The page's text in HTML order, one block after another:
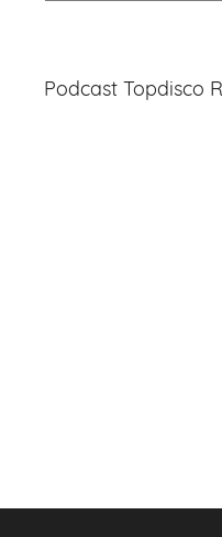
Podcast Topdisco